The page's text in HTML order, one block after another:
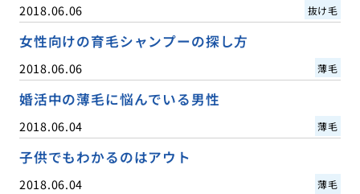
2018.06.06 抜け毛
女性向けの育毛シャンプーの探し方
2018.06.06 薄毛
婚活中の薄毛に悩んでいる男性
2018.06.04 薄毛
子供でもわかるのはアウト
2018.06.04 薄毛